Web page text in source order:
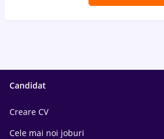
Candidat
Creare CV
Cele mai noi joburi